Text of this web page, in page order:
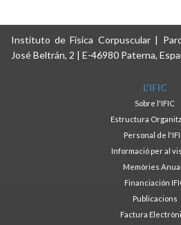
Instituto de Física Corpuscular |
José Beltrán, 2 | E-46980 Paterna,
L'IFIC
Sobre l'IFIC
Estructura
Personal de
Informació per al
Memòries
Financiación
Publicacions
Factura